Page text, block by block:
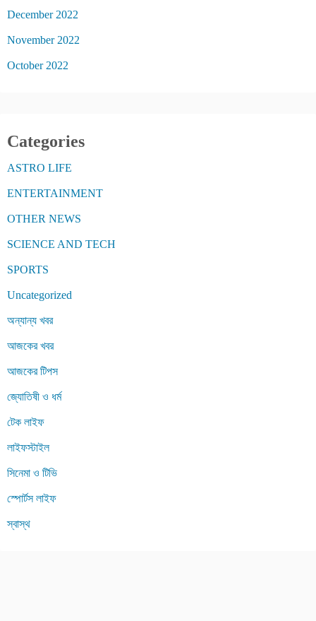
December 2022
November 2022
October 2022
Categories
ASTRO LIFE
ENTERTAINMENT
OTHER NEWS
SCIENCE AND TECH
SPORTS
Uncategorized
অন্যান্য খবর
আজকের খবর
আজকের টিপস
জ্যোতিষী ও ধর্ম
টেক লাইফ
লাইফস্টাইল
সিনেমা ও টিভি
স্পোর্টস লাইফ
স্বাস্থ